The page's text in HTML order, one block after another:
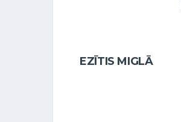
EZĪTIS MIGLĀ